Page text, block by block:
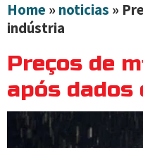
Home » noticias »
indústria
Preços de
após